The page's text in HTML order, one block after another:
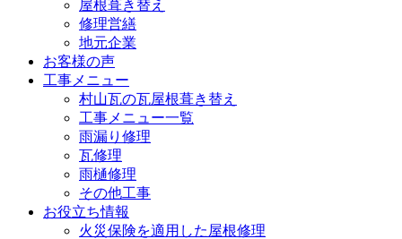
屋根葺き替え
修理営繕
地元企業
お客様の声
工事メニュー
村山瓦の瓦屋根葺き替え
工事メニュー一覧
雨漏り修理
瓦修理
雨樋修理
その他工事
お役立ち情報
火災保険を適用した屋根修理